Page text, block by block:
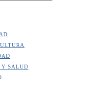
Y SALUD